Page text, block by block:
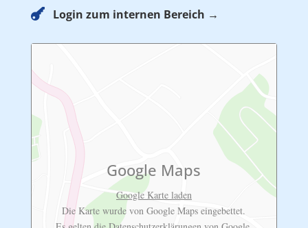
 Login zum internen Bereich →
Google Maps
Google Karte laden
Die Karte wurde von Google Maps eingebettet.